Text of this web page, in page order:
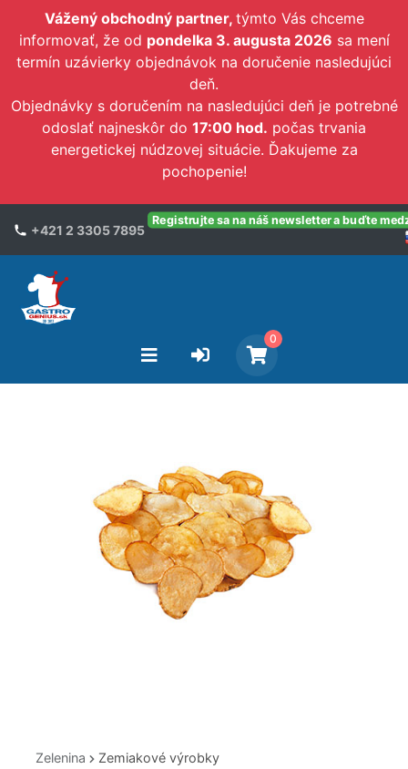
Vážený obchodný partner, týmto Vás chceme
informovať, že od pondelka 3. augusta 2026 sa mení
termín uzávierky objednávok na doručenie nasledujúci
deň.
Objednávky s doručením na nasledujúci deň je potrebné
odoslať najneskôr do 17:00 hod. počas trvania
energetickej núdzovej situácie. Ďakujeme za
pochopenie!
+421 2 3305 7895
Registrujte sa na náš newsletter a buďte
0
Zelenina Zemiakové výrobky